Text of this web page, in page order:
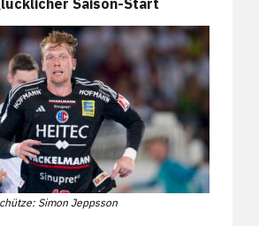
Simon Jeppsson